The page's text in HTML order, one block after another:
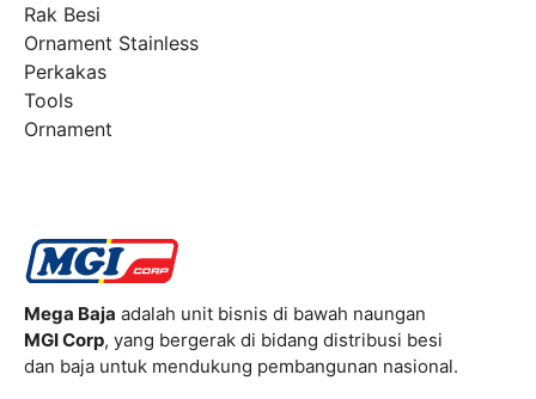
Rak Besi
Ornament Stainless
Perkakas
Tools
Ornament
Mega Baja adalah unit bisnis di bawah naungan
MGI Corp, yang bergerak di bidang distribusi besi
dan baja untuk mendukung pembangunan nasional.